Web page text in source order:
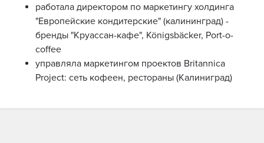
работала директором по маркетингу холдинга
"Европейские кондитерские" (калининград) -
бренды "Круассан-кафе", Königsbäcker, Pоrt-o-
coffee
управляла маркетингом проектов Britannica
Project: сеть кофеен, рестораны (Калиниград)